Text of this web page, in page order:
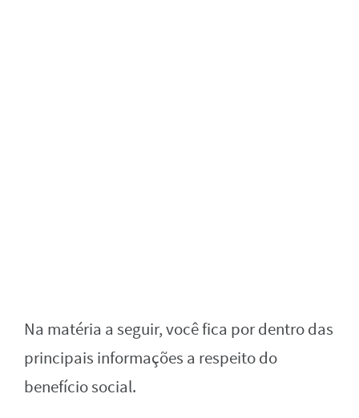
Na matéria a seguir, você fica por dentro das
principais informações a respeito do
benefício social.